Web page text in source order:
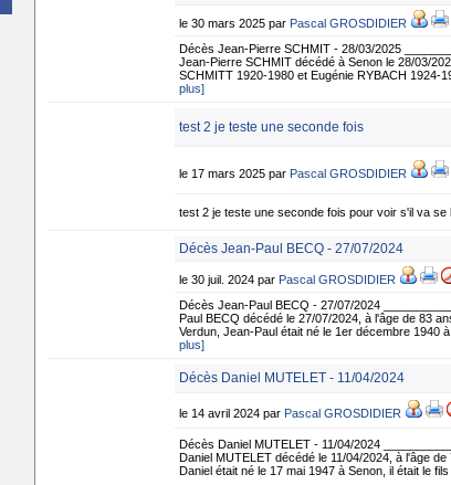
le 30 mars 2025 par Pascal GROSDIDIER
Décès Jean-Pierre SCHMIT - 28/03/2025
Jean-Pierre SCHMIT décédé à Senon le 28/03/
SCHMITT 1920-1980 et Eugénie RYBACH 1924-
plus]
test 2 je teste une seconde fois
le 17 mars 2025 par Pascal GROSDIDIER
test 2 je teste une seconde fois pour voir s'il va se
Décès Jean-Paul BECQ - 27/07/2024
le 30 juil. 2024 par Pascal GROSDIDIER
Décès Jean-Paul BECQ - 27/07/2024
Paul BECQ décédé le 27/07/2024, à l'âge de 83
Verdun, Jean-Paul était né le 1er décembre 1940
plus]
Décès Daniel MUTELET - 11/04/2024
le 14 avril 2024 par Pascal GROSDIDIER
Décès Daniel MUTELET - 11/04/2024
Daniel MUTELET décédé le 11/04/2024, à l'âge
Daniel était né le 17 mai 1947 à Senon, il était le